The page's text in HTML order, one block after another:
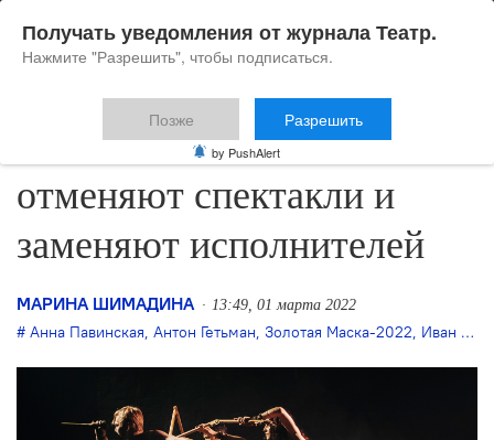
На «Золотой Маске»
отменяют спектакли и
заменяют исполнителей
МАРИНА ШИМАДИНА 13:49, 01 марта 2022
Анна Павинская, Антон Гетьман, Золотая Маска-2022, Иван Великанов
Получать уведомления от журнала Театр.
Нажмите "Разрешить", чтобы подписаться.
Позже Разрешить
by PushAlert